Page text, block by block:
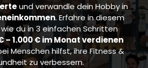
und verwandle dein Hobby in
. Erfahre in diesem
du in 3 einfachen Schritten
– 1.000 € im Monat verdienen
Menschen hilfst, ihre Fitness &
zu verbessern.